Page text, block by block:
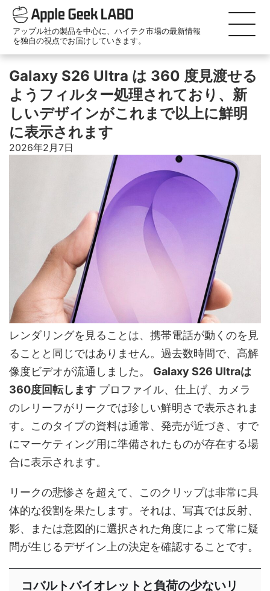
アップル社の製品を中心に、ハイテク市場の最新情報
を独自の視点でお届けしていきます。
Galaxy S26 Ultra は 360 度見渡せる
ようフィルター処理されており、新
しいデザインがこれまで以上に鮮明
に表示されます
2026年2月7日
レンダリングを見ることは、携帯電話が動くのを見
ることと同じではありません。過去数時間で、高解
像度ビデオが流通しました。 Galaxy S26 Ultraは
360度回転します プロファイル、仕上げ、カメラ
のレリーフがリークでは珍しい鮮明さで表示されま
す。このタイプの資料は通常、発売が近づき、すで
にマーケティング用に準備されたものが存在する場
合に表示されます。
リークの悲惨さを超えて、このクリップは非常に具
体的な役割を果たします。それは、写真では反射、
影、または意図的に選択された角度によって常に疑
問が生じるデザイン上の決定を確認することです。
コバルトバイオレットと負荷の少ないリ